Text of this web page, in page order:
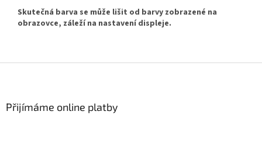
Skutečná barva se může lišit od barvy zobrazené na
obrazovce, záleží na nastavení displeje.
Přijímáme online platby